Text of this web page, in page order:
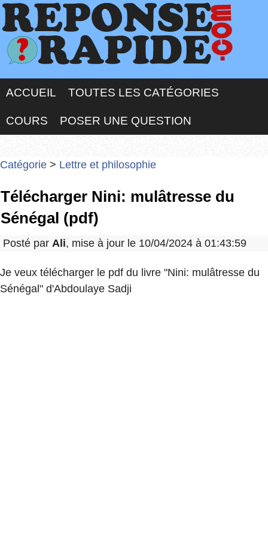
ACCUEIL TOUTES LES CATÉGORIES
COURS POSER UNE QUESTION
Catégorie > Lettre et philosophie
Télécharger Nini: mulâtresse du
Sénégal (pdf)
Posté par Ali, mise à jour le 10/04/2024 à 01:43:59
Je veux télécharger le pdf du livre "Nini: mulâtresse du
Sénégal" d'Abdoulaye Sadji